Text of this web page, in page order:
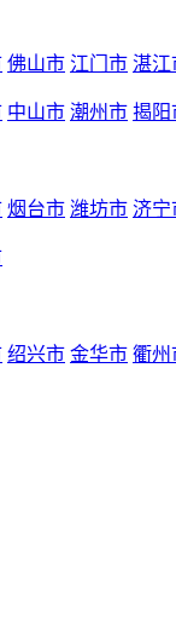
佛山市 江门市 湛江
中山市 潮州市 揭阳
烟台市 潍坊市 济宁
绍兴市 金华市 衢州